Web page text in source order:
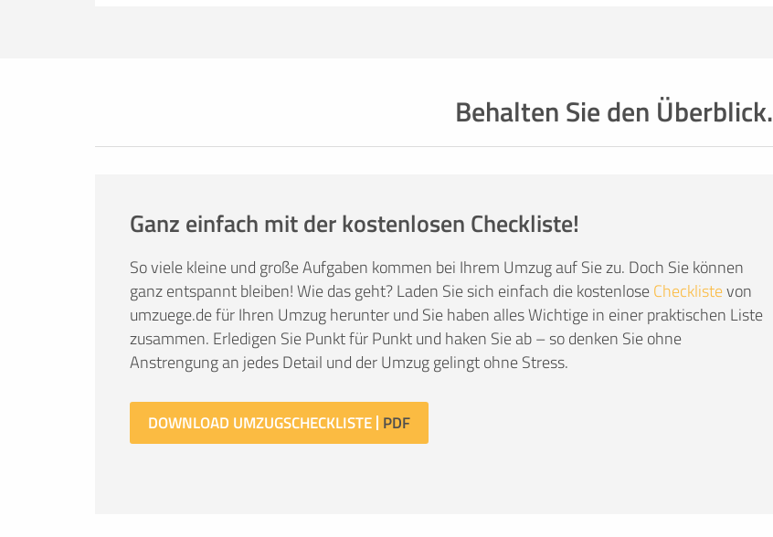
Behalten Sie den Überblick.
Ganz einfach mit der kostenlosen Checkliste!
So viele kleine und große Aufgaben kommen bei Ihrem Umzug auf Sie zu. Doch Sie können
ganz entspannt bleiben! Wie das geht? Laden Sie sich einfach die kostenloseChecklistevon
umzuege.de für Ihren Umzug herunter und Sie haben alles Wichtige in einer praktischen Liste
zusammen. Erledigen Sie Punkt für Punkt und haken Sie ab – so denken Sie ohne
Anstrengung an jedes Detail und der Umzug gelingt ohne Stress.
DOWNLOAD UMZUGSCHECKLISTE